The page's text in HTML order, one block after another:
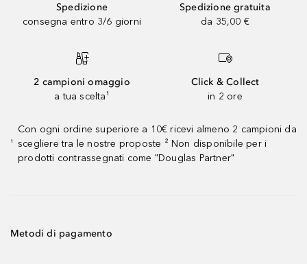
Spedizione
consegna entro 3/6 giorni
Spedizione gratuita
da 35,00 €
2 campioni omaggio
a tua scelta¹
Click & Collect
in 2 ore
¹
Con ogni ordine superiore a 10€ ricevi almeno 2 campioni da
scegliere tra le nostre proposte ² Non disponibile per i
prodotti contrassegnati come "Douglas Partner"
Metodi di pagamento